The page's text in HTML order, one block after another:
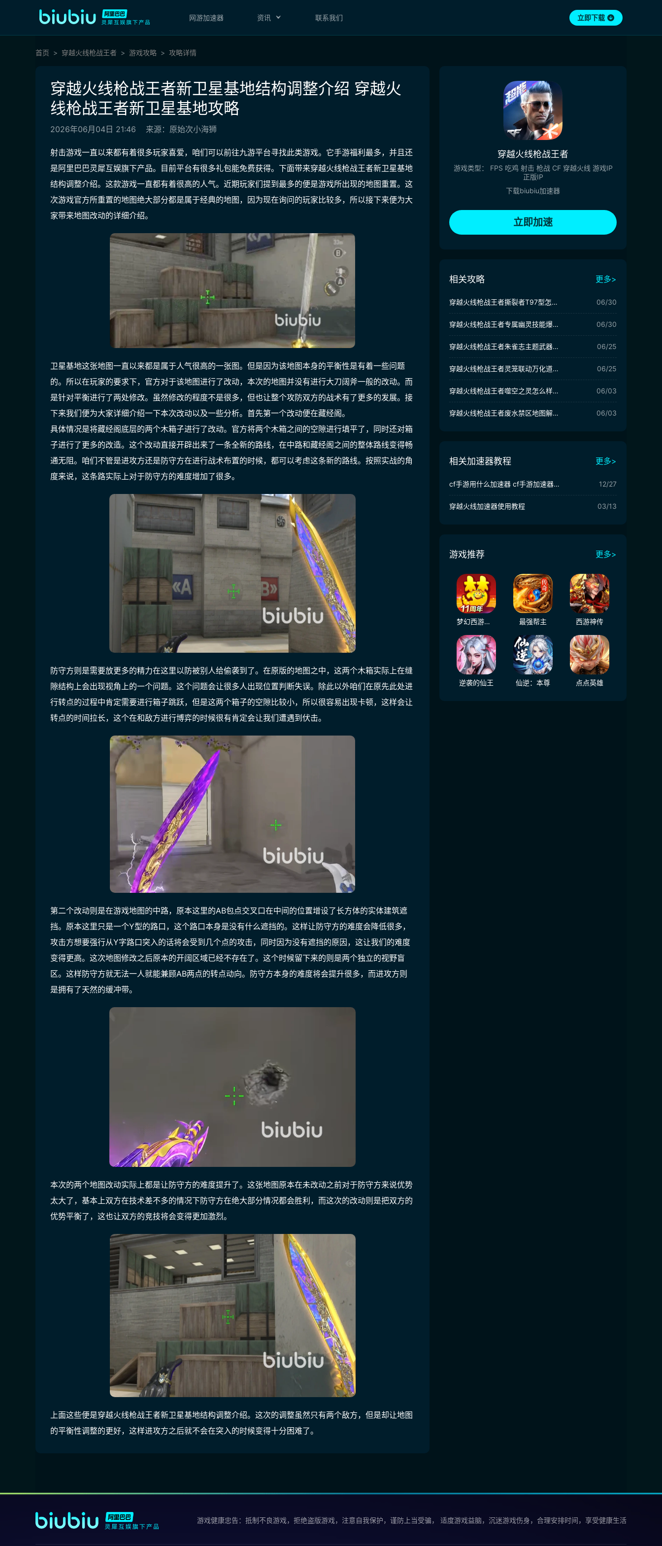
网游加速器 资讯 联系我们 立即下载
首页 穿越火线枪战王者 游戏攻略 攻略详情
穿越火线枪战王者新卫星基地结构调整介绍 穿越火
线枪战王者新卫星基地攻略
2026年06月04日 21:46 来源：原始次小海狮
射击游戏一直以来都有着很多玩家喜爱，咱们可以前往九游平台寻找此类游戏。 它手游福利最多，并且还
是阿里巴巴灵犀互娱旗下产品。目前平台有很多礼包能免费获得。下面带来穿越火线枪战王者新卫星基地
结构调整介绍。这款游戏一直都有着很高的人气。近期玩家们提到最多的便是游戏所出现的地图重置。这
次游戏官方所重置的地图绝大部分都是属于经典的地图，因为现在询问的玩家比较多，所以接下来便为大
家带来地图改动的详细介绍。
卫星基地这张地图一直以来都是属于人气很高的一张图。但是因为该地图本身的平衡性是有着一些问题
的。所以在玩家的要求下，官方对于该地图进行了改动，本次的地图并没有进行大刀阔斧一般的改动。而
是针对平衡进行了两处修改。虽然修改的程度不是很多，但也让整个攻防双方的战术有了更多的发展。接
下来我们便为大家详细介绍一下本次改动以及一些分析。首先第一个改动便在藏经阁。
具体情况是将藏经阁底层的两个木箱子进行了改动。官方将两个木箱之间的空隙进行填平了，同时还对箱
子进行了更多的改造。这个改动直接开辟出来了一条全新的路线，在中路和藏经阁之间的整体路线变得畅
通无阻。咱们不管是进攻方还是防守方在进行战术布置的时候，都可以考虑这条新的路线。按照实战的角
度来说，这条路实际上对于防守方的难度增加了很多。
防守方则是需要放更多的精力在这里以防被别人给偷袭到了。在原版的地图之中，这两个木箱实际上在缝
隙结构上会出现视角上的一个问题。这个问题会让很多人出现位置判断失误。除此以外咱们在原先此处进
行转点的过程中肯定需要进行箱子跳跃，但是这两个箱子的空隙比较小，所以很容易出现卡顿，这样会让
转点的时间拉长，这个在和敌方进行博弈的时候很有肯定会让我们遭遇到伏击。
第二个改动则是在游戏地图的中路，原本这里的AB包点交叉口在中间的位置增设了长方体的实体建筑遮
挡。原本这里只是一个Y型的路口，这个路口本身是没有什么遮挡的。这样让防守方的难度会降低很多，
攻击方想要强行从Y字路口突入的话将会受到几个点的攻击，同时因为没有遮挡的原因，这让我们的难度
变得更高。这次地图修改之后原本的开阔区域已经不存在了。这个时候留下来的则是两个独立的视野盲
区。这样防守方就无法一人就能兼顾AB两点的转点动向。防守方本身的难度将会提升很多，而进攻方则
是拥有了天然的缓冲带。
本次的两个地图改动实际上都是让防守方的难度提升了。这张地图原本在未改动之前对于防守方来说优势
太大了，基本上双方在技术差不多的情况下防守方在绝大部分情况都会胜利，而这次的改动则是把双方的
优势平衡了，这也让双方的竞技将会变得更加激烈。
上面这些便是穿越火线枪战王者新卫星基地结构调整介绍。这次的调整虽然只有两个敌方，但是却让地图
的平衡性调整的更好，这样进攻方之后就不会在突入的时候变得十分困难了。
穿越火线枪战王者
游戏类型： FPS 吃鸡 射击 枪战 CF 穿越火线 游戏IP
正版IP
下载biubiu加速器
立即加速
相关攻略 更多>
穿越火线枪战王者撕裂者T97型怎么样 穿越火线撕裂者T97型武器介绍 06/30
穿越火线枪战王者专属幽灵技能爆料 穿越火线专属幽灵技能介绍 06/30
穿越火线枪战王者朱雀志主题武器怎么样 朱雀志主题武器介绍 06/25
穿越火线枪战王者灵笼联动万化道具有哪些 灵笼联动万化道具介绍 06/25
穿越火线枪战王者噬空之灵怎么样 穿越火线枪战王者噬空之灵介绍 06/03
穿越火线枪战王者废水禁区地图解析 穿越火线枪战王者爆破新地图介绍 06/03
相关加速器教程 更多>
cf手游用什么加速器 cf手游加速器有用吗 12/27
穿越火线加速器使用教程 03/13
游戏推荐 更多>
梦幻西游（大陆服） 最强帮主 西游神传
逆袭的仙王 仙逆：本尊 点点英雄
游戏健康忠告：抵制不良游戏，拒绝盗版游戏，注意自我保护，谨防上当受骗， 适度游戏益脑，沉迷游戏伤身，合理安排时间，享受健康生活